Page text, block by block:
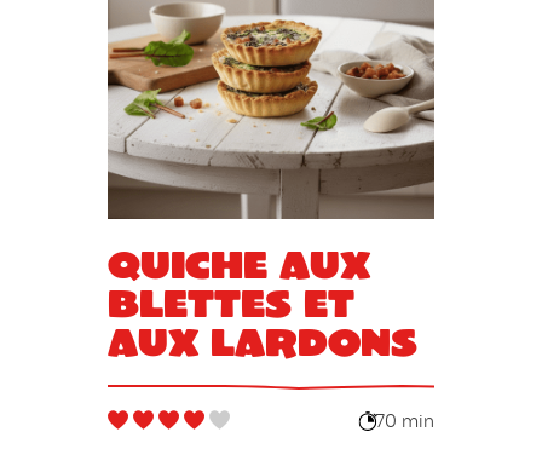
Quiche aux
blettes et
aux lardons
70 min